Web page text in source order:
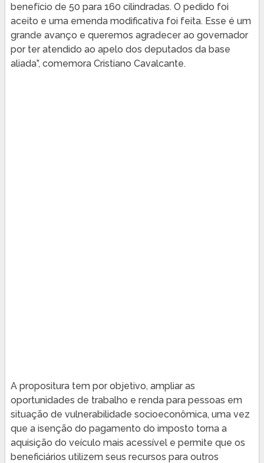
benefício de 50 para 160 cilindradas. O pedido foi
aceito e uma emenda modificativa foi feita. Esse é um
grande avanço e queremos agradecer ao governador
por ter atendido ao apelo dos deputados da base
aliada”, comemora Cristiano Cavalcante.
A propositura tem por objetivo, ampliar as
oportunidades de trabalho e renda para pessoas em
situação de vulnerabilidade socioeconômica, uma vez
que a isenção do pagamento do imposto torna a
aquisição do veículo mais acessível e permite que os
beneficiários utilizem seus recursos para outros